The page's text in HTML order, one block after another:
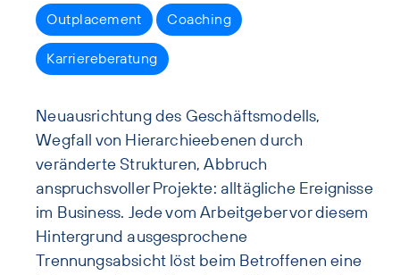
Outplacement Coaching
Karriereberatung
Neuausrichtung des Geschäftsmodells,
Wegfall von Hierarchieebenen durch
veränderte Strukturen, Abbruch
anspruchsvoller Projekte: alltägliche Ereignisse
im Business. Jede vom Arbeitgeber vor diesem
Hintergrund ausgesprochene
Trennungsabsicht löst beim Betroffenen eine